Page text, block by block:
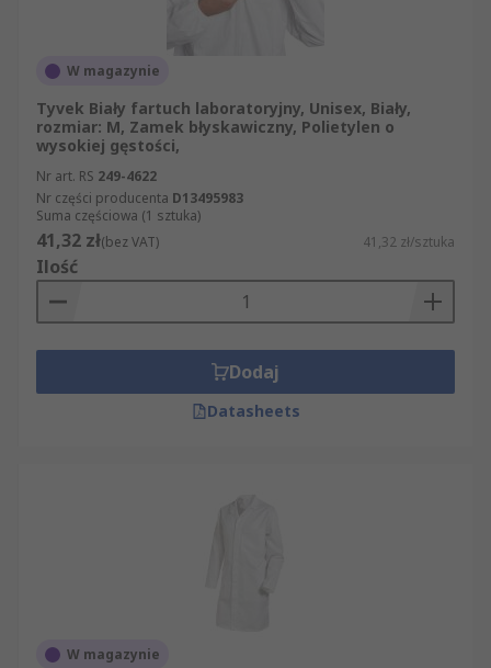
W magazynie
Tyvek Biały fartuch laboratoryjny, Unisex, Biały,
rozmiar: M, Zamek błyskawiczny, Polietylen o
wysokiej gęstości,
Nr art. RS 249-4622
Nr części producenta D13495983
Suma częściowa (1 sztuka)
41,32 zł(bez VAT) 41,32 zł/sztuka
Ilość
Dodaj
Datasheets
W magazynie